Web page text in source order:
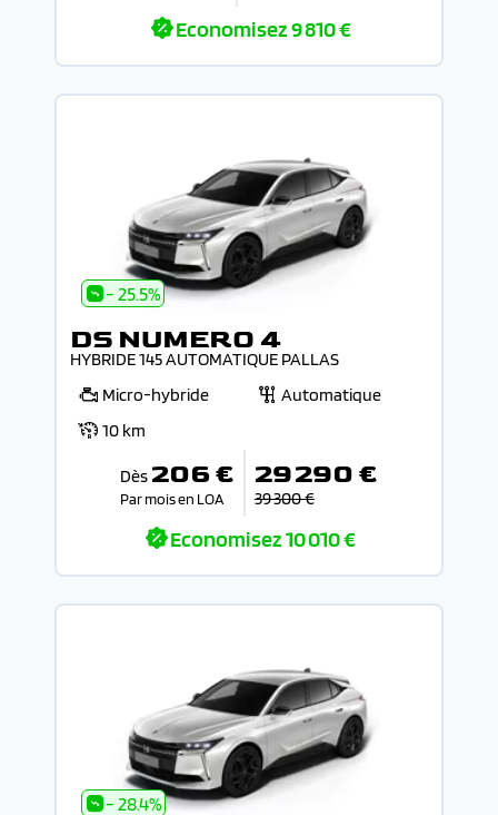
Economisez9 810 €
- 25.5%
DS NUMERO 4
HYBRIDE 145 AUTOMATIQUE PALLAS
Micro-hybride
Automatique
10 km
Dès 206 €
Par mois en LOA
29 290 €
39 300 €
Economisez10 010 €
- 28.4%